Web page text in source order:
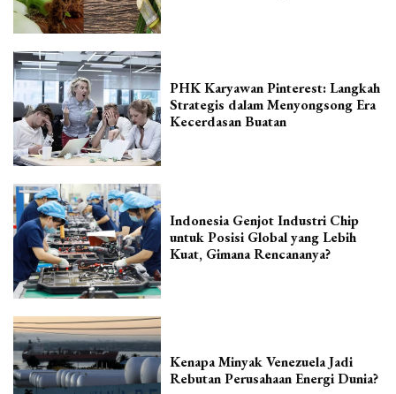
PHK Karyawan Pinterest: Langkah
Strategis dalam Menyongsong Era
Kecerdasan Buatan
Indonesia Genjot Industri Chip
untuk Posisi Global yang Lebih
Kuat, Gimana Rencananya?
Kenapa Minyak Venezuela Jadi
Rebutan Perusahaan Energi Dunia?